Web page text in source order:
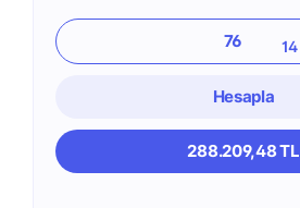
Hesapla
288.209,48 TL